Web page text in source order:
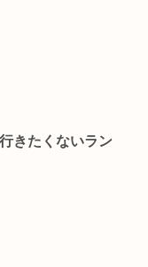
きたくないラン